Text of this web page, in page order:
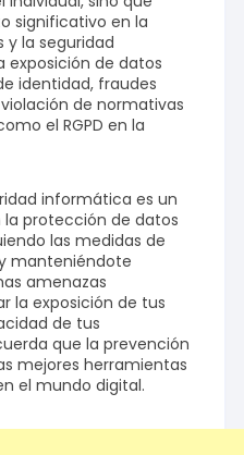
significativo en la
y la seguridad
exposición de datos
identidad, fraudes
de normativas
el RGPD en la
informática es un
protección de datos
las medidas de
manteniéndote
amenazas
la exposición de tus
de tus
que la prevención
mejores herramientas
el mundo digital.